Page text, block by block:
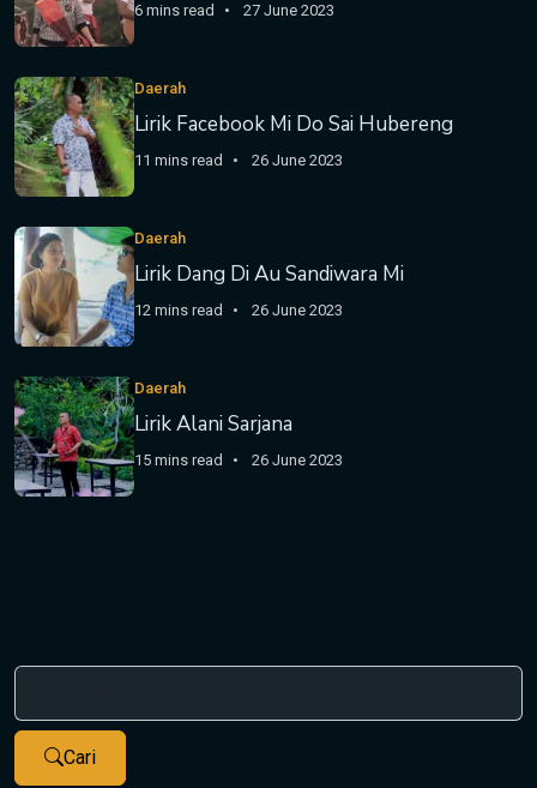
6 mins read 27 June 2023
Daerah
Lirik Facebook Mi Do Sai Hubereng
11 mins read 26 June 2023
Daerah
Lirik Dang Di Au Sandiwara Mi
12 mins read 26 June 2023
Daerah
Lirik Alani Sarjana
15 mins read 26 June 2023
Cari